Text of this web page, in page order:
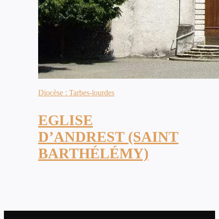
Diocèse : Tarbes-lourdes
EGLISE
D’ANDREST (SAINT
BARTHÉLÉMY)